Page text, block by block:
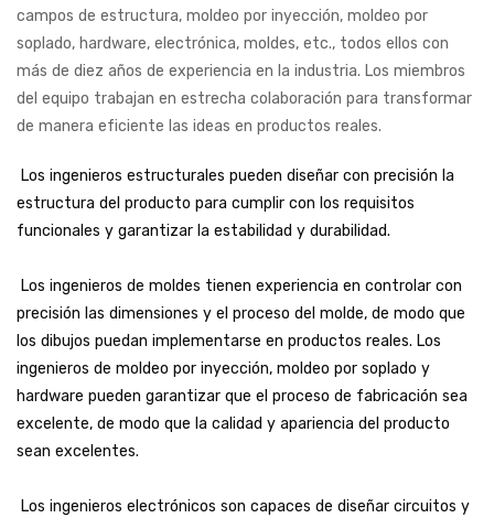
campos de estructura, moldeo por inyección, moldeo por
soplado, hardware, electrónica, moldes, etc., todos ellos con
más de diez años de experiencia en la industria. Los miembros
del equipo trabajan en estrecha colaboración para transformar
de manera eficiente las ideas en productos reales.
Los ingenieros estructurales pueden diseñar con precisión la
estructura del producto para cumplir con los requisitos
funcionales y garantizar la estabilidad y durabilidad.
Los ingenieros de moldes tienen experiencia en controlar con
precisión las dimensiones y el proceso del molde, de modo que
los dibujos puedan implementarse en productos reales. Los
ingenieros de moldeo por inyección, moldeo por soplado y
hardware pueden garantizar que el proceso de fabricación sea
excelente, de modo que la calidad y apariencia del producto
sean excelentes.
Los ingenieros electrónicos son capaces de diseñar circuitos y